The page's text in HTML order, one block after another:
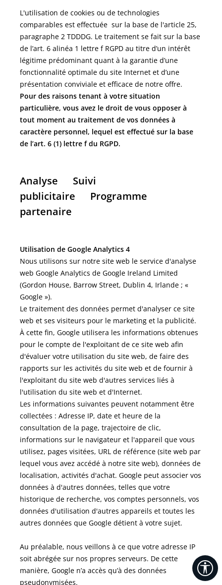
L'utilisation de cookies ou de technologies
comparables est effectuée sur la base de l'article 25,
paragraphe 2 TDDDG. Le traitement se fait sur la base
de l’art. 6 alinéa 1 lettre f RGPD au titre d’un intérêt
légitime prédominant quant à la garantie d’une
fonctionnalité optimale du site Internet et d’une
présentation conviviale et efficace de notre offre.
Pour des raisons tenant à votre situation
particulière, vous avez le droit de vous opposer à
tout moment au traitement de vos données à
caractère personnel, lequel est effectué sur la base
de l’art. 6 (1) lettre f du RGPD.
Analyse Suivi
publicitaire Programme
partenaire
Utilisation de Google Analytics 4
Nous utilisons sur notre site web le service d'analyse
web Google Analytics de Google Ireland Limited
(Gordon House, Barrow Street, Dublin 4, Irlande ; «
Google »).
Le traitement des données permet d'analyser ce site
web et ses visiteurs pour le marketing et la publicité.
À cette fin, Google utilisera les informations obtenues
pour le compte de l'exploitant de ce site web afin
d'évaluer votre utilisation du site web, de faire des
rapports sur les activités du site web et de fournir à
l'exploitant du site web d'autres services liés à
l'utilisation du site web et d'Internet.
Les informations suivantes peuvent notamment être
collectées : Adresse IP, date et heure de la
consultation de la page, trajectoire de clic,
informations sur le navigateur et l'appareil que vous
utilisez, pages visitées, URL de référence (site web par
lequel vous avez accédé à notre site web), données de
localisation, activités d'achat. Google peut associer vos
données à d'autres données, telles que votre
historique de recherche, vos comptes personnels, vos
données d'utilisation d'autres appareils et toutes les
autres données que Google détient à votre sujet.
Au préalable, nous veillons à ce que votre adresse IP
soit abrégée sur nos propres serveurs. De cette
manière, Google n’a accès qu’à des données
pseudonymisées.